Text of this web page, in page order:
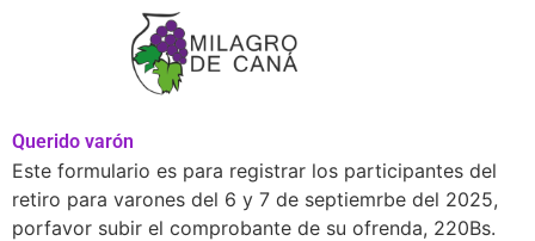
Querido varón
Este formulario es para registrar los participantes del
retiro para varones del 6 y 7 de septiemrbe del 2025,
porfavor subir el comprobante de su ofrenda, 220Bs.